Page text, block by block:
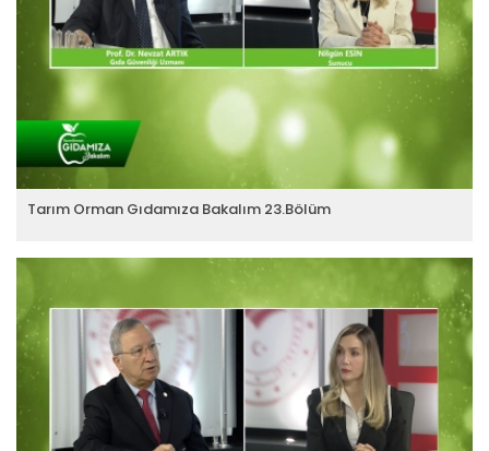
Tarım Orman Gıdamıza Bakalım 23.Bölüm